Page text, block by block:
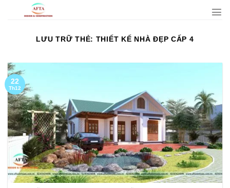
LƯU TRỮ THẺ: THIẾT KẾ NHÀ ĐẸP CẤP 4
22
Th12